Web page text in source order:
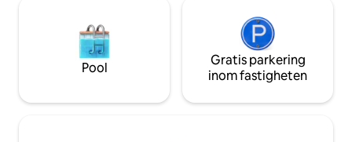
Pool
Gratis parkering
inom fastigheten